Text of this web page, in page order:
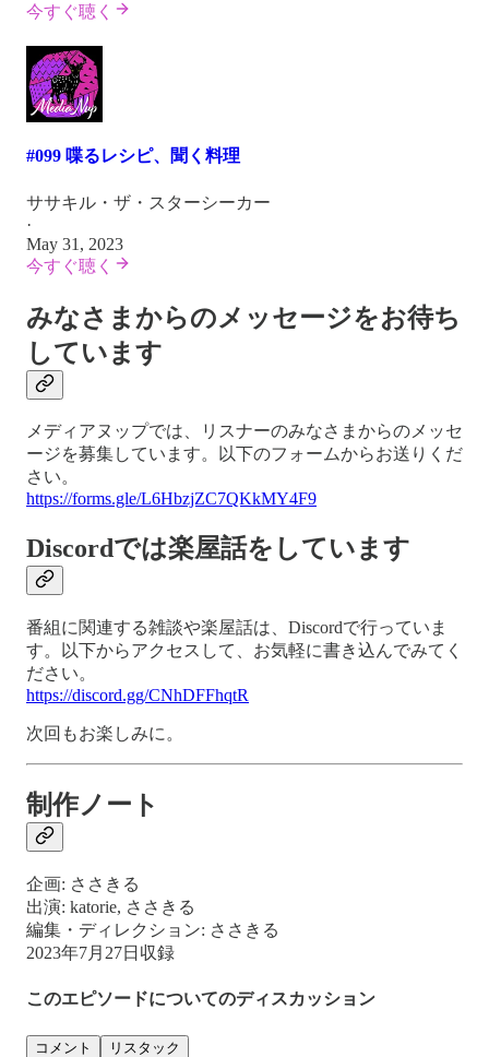
今すぐ聴く
#099 喋るレシピ、聞く料理
ササキル・ザ・スターシーカー
·
May 31, 2023
今すぐ聴く
みなさまからのメッセージをお待ち
しています
メディアヌップでは、リスナーのみなさまからのメッセ
ージを募集しています。以下のフォームからお送りくだ
さい。
https://forms.gle/L6HbzjZC7QKkMY4F9
Discordでは楽屋話をしています
番組に関連する雑談や楽屋話は、Discordで行っていま
す。以下からアクセスして、お気軽に書き込んでみてく
ださい。
https://discord.gg/CNhDFFhqtR
次回もお楽しみに。
制作ノート
企画: ささきる
出演: katorie, ささきる
編集・ディレクション: ささきる
2023年7月27日収録
このエピソードについてのディスカッション
コメント リスタック